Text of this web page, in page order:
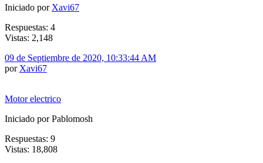
Iniciado por Xavi67
Respuestas: 4
Vistas: 2,148
09 de Septiembre de 2020, 10:33:44 AM
por Xavi67
Motor electrico
Iniciado por Pablomosh
Respuestas: 9
Vistas: 18,808